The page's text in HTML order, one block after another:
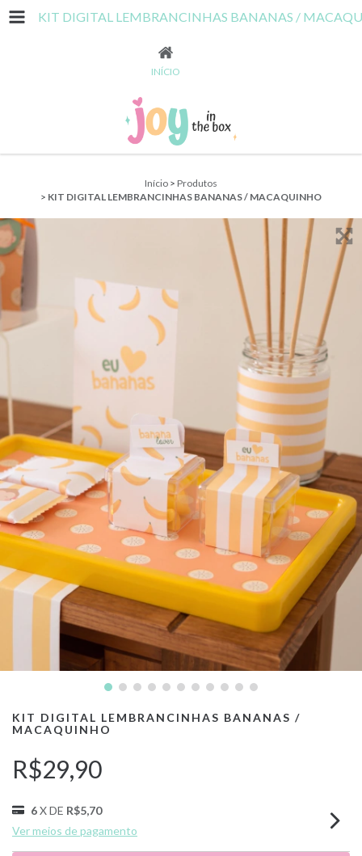
KIT DIGITAL LEMBRANCINHAS BANANAS /
INÍCIO
Início > Produtos
> KIT DIGITAL LEMBRANCINHAS BANANAS / MACAQUINHO
KIT DIGITAL LEMBRANCINHAS BANANAS /
MACAQUINHO
R$29,90
6X DE R$5,70
Ver meios de pagamento